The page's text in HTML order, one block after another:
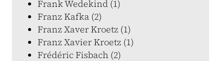
Frank Wedekind (1)
Franz Kafka (2)
Franz Xaver Kroetz (1)
Franz Xavier Kroetz (1)
Frédéric Fisbach (2)